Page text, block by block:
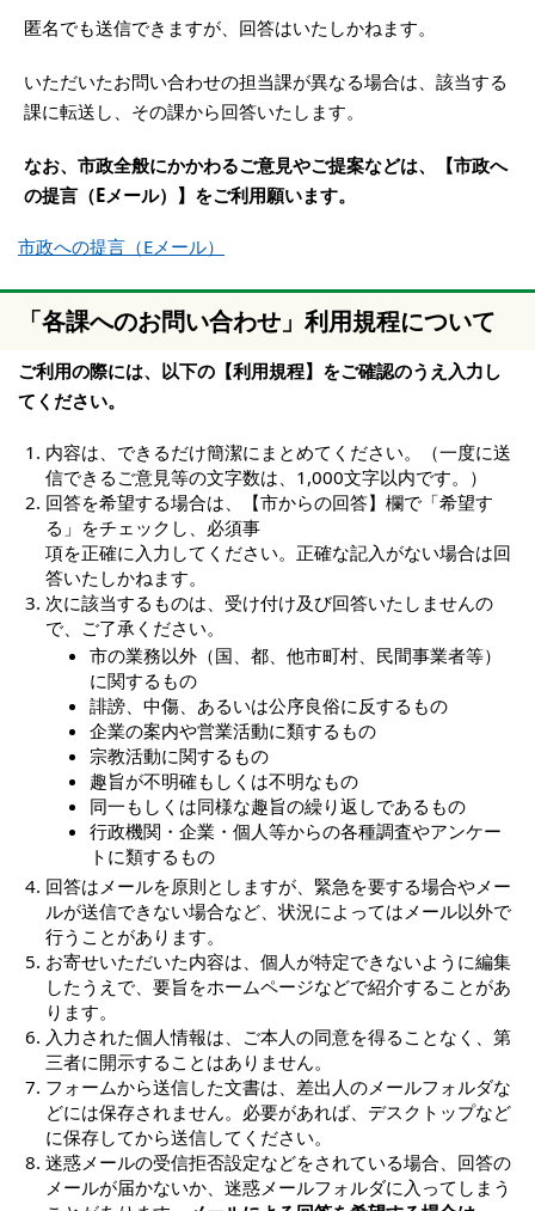
匿名でも送信できますが、回答はいたしかねます。
いただいたお問い合わせの担当課が異なる場合は、該当する
課に転送し、その課から回答いたします。
なお、市政全般にかかわるご意見やご提案などは、【市政へ
の提言（Eメール）】をご利用願います。
市政への提言（Eメール）
「各課へのお問い合わせ」利用規程について
ご利用の際には、以下の【利用規程】をご確認のうえ入力し
てください。
内容は、できるだけ簡潔にまとめてください。（一度に送
信できるご意見等の文字数は、1,000文字以内です。）
回答を希望する場合は、【市からの回答】欄で「希望す
る」をチェックし、必須事
項を正確に入力してください。正確な記入がない場合は回
答いたしかねます。
次に該当するものは、受け付け及び回答いたしませんの
で、ご了承ください。
市の業務以外（国、都、他市町村、民間事業者等）
に関するもの
誹謗、中傷、あるいは公序良俗に反するもの
企業の案内や営業活動に類するもの
宗教活動に関するもの
趣旨が不明確もしくは不明なもの
同一もしくは同様な趣旨の繰り返しであるもの
行政機関・企業・個人等からの各種調査やアンケー
トに類するもの
回答はメールを原則としますが、緊急を要する場合やメー
ルが送信できない場合など、状況によってはメール以外で
行うことがあります。
お寄せいただいた内容は、個人が特定できないように編集
したうえで、要旨をホームページなどで紹介することがあ
ります。
入力された個人情報は、ご本人の同意を得ることなく、第
三者に開示することはありません。
フォームから送信した文書は、差出人のメールフォルダな
どには保存されません。必要があれば、デスクトップなど
に保存してから送信してください。
迷惑メールの受信拒否設定などをされている場合、回答の
メールが届かないか、迷惑メールフォルダに入ってしまう